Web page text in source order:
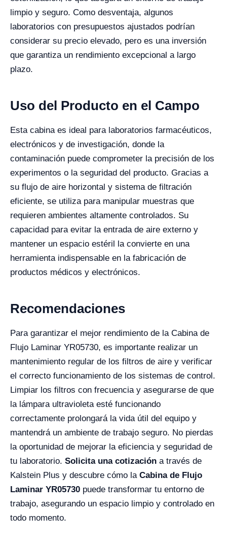
limpio y seguro. Como desventaja, algunos
laboratorios con presupuestos ajustados podrían
considerar su precio elevado, pero es una inversión
que garantiza un rendimiento excepcional a largo
plazo.
Uso del Producto en el Campo
Esta cabina es ideal para laboratorios farmacéuticos,
electrónicos y de investigación, donde la
contaminación puede comprometer la precisión de los
experimentos o la seguridad del producto. Gracias a
su flujo de aire horizontal y sistema de filtración
eficiente, se utiliza para manipular muestras que
requieren ambientes altamente controlados. Su
capacidad para evitar la entrada de aire externo y
mantener un espacio estéril la convierte en una
herramienta indispensable en la fabricación de
productos médicos y electrónicos.
Recomendaciones
Para garantizar el mejor rendimiento de la Cabina de
Flujo Laminar YR05730, es importante realizar un
mantenimiento regular de los filtros de aire y verificar
el correcto funcionamiento de los sistemas de control.
Limpiar los filtros con frecuencia y asegurarse de que
la lámpara ultravioleta esté funcionando
correctamente prolongará la vida útil del equipo y
mantendrá un ambiente de trabajo seguro. No pierdas
la oportunidad de mejorar la eficiencia y seguridad de
tu laboratorio. Solicita una cotización a través de
Kalstein Plus y descubre cómo la Cabina de Flujo
Laminar YR05730 puede transformar tu entorno de
trabajo, asegurando un espacio limpio y controlado en
todo momento.